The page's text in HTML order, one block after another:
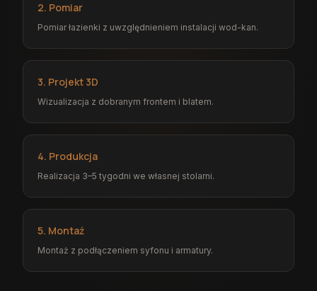
2. Pomiar
Pomiar łazienki z uwzględnieniem instalacji wod-kan.
3. Projekt 3D
Wizualizacja z dobranym frontem i blatem.
4. Produkcja
Realizacja 3–5 tygodni we własnej stolarni.
5. Montaż
Montaż z podłączeniem syfonu i armatury.